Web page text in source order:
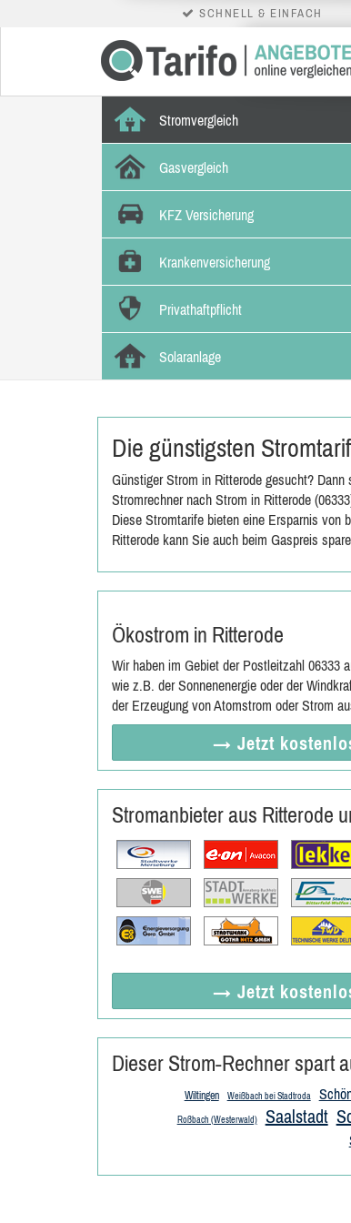
SCHNELL & EINFACH
Stromvergleich
Gasvergleich
KFZ Versicherung
Krankenversicherung
Privathaftpflicht
Solaranlage
Die günstigsten
Günstiger Strom in Ritterode gesucht?
Stromrechner nach Strom in Ritterode
Diese Stromtarife bieten eine Ersparnis von
Ritterode kann Sie auch beim Gaspreis
Ökostrom in Ritterode
Wir haben im Gebiet der Postleitzahl 06333
wie z.B. der Sonnenenergie oder der
der Erzeugung von Atomstrom oder Strom
→ Jetzt
Stromanbieter aus Ritterode
→ Jetzt
Dieser Strom-Rechner spart
Wiltingen Weißbach bei Stadtroda
Roßbach (Westerwald) Saalstadt